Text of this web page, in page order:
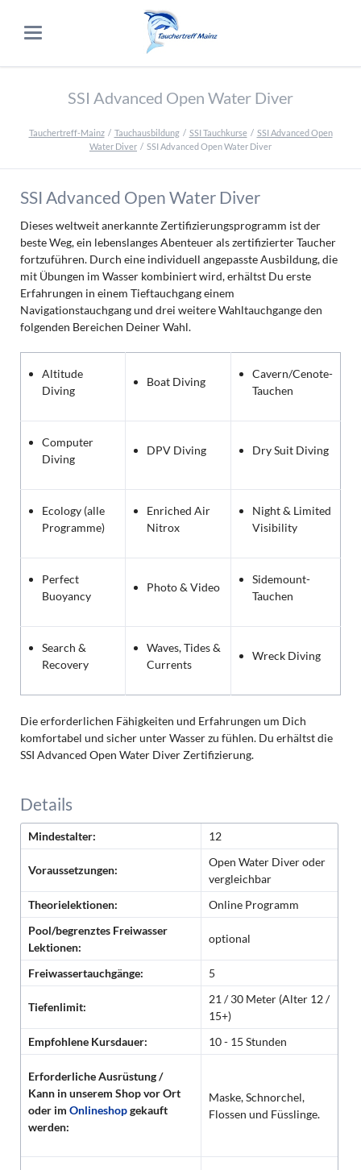
SSI Advanced Open Water Diver
Tauchertreff-Mainz Tauchausbildung SSI Tauchkurse
SSI Advanced Open
Water Diver
SSI Advanced Open Water Diver
SSI Advanced Open Water Diver
Dieses weltweit anerkannte Zertifizierungsprogramm ist der
beste Weg, ein lebenslanges Abenteuer als zertifizierter Taucher
fortzuführen. Durch eine individuell angepasste Ausbildung, die
mit Übungen im Wasser kombiniert wird, erhältst Du erste
Erfahrungen in einem Tieftauchgang einem
Navigationstauchgang und drei weitere Wahltauchgange den
folgenden Bereichen Deiner Wahl.
Altitude
Diving
Boat Diving
Cavern/Cenote-
Tauchen
Computer
Diving
DPV Diving Dry Suit Diving
Ecology (alle
Programme)
Enriched Air
Nitrox
Night & Limited
Visibility
Perfect
Buoyancy
Photo & Video
Sidemount-
Tauchen
Search &
Recovery
Waves, Tides &
Currents
Wreck Diving
Die erforderlichen Fähigkeiten und Erfahrungen um Dich
komfortabel und sicher unter Wasser zu fühlen. Du erhältst die
SSI Advanced Open Water Diver Zertifizierung.
Details
Mindestalter: 12
Voraussetzungen:
Open Water Diver oder
vergleichbar
Theorielektionen:
Online Programm
Pool/begrenztes Freiwasser
Lektionen:
optional
Freiwassertauchgänge: 5
Tiefenlimit:
21 / 30 Meter (Alter 12 /
15+)
Empfohlene Kursdauer:
10 - 15 Stunden
Erforderliche Ausrüstung /
Kann in unserem Shop vor Ort
oder im Onlineshopgekauft
werden:
Maske, Schnorchel,
Flossen und Füsslinge.